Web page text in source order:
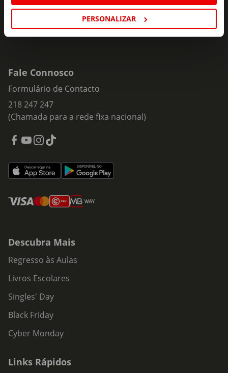
PERSONALIZAR
Fale Connosco
Formulário de Contacto
218 247 247
(Chamada para a rede fixa nacional)
Descubra Mais
Regresso às Aulas
Livros Escolares
Singles' Day
Black Friday
Cyber Monday
Links Rápidos